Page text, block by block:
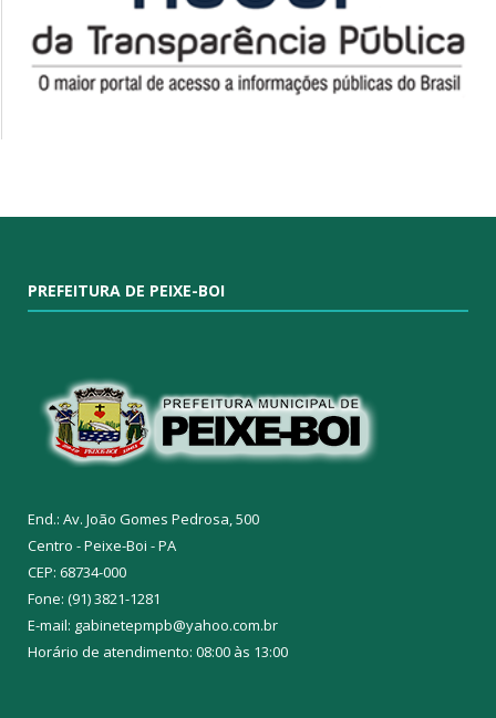
PREFEITURA DE PEIXE-BOI
End.: Av. João Gomes Pedrosa, 500
Centro - Peixe-Boi - PA
CEP: 68734-000
Fone: (91) 3821-1281
E-mail: gabinetepmpb@yahoo.com.br
Horário de atendimento: 08:00 às 13:00